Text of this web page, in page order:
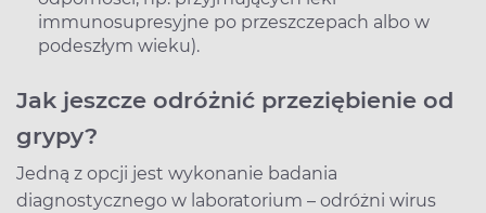
immunosupresyjne po przeszczepach albo w
podeszłym wieku).
Jak jeszcze odróżnić przeziębienie od
grypy?
Jedną z opcji jest wykonanie badania
diagnostycznego w laboratorium – odróżni wirus